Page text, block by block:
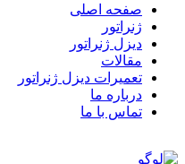
صفحه اصلی
ژنراتور
دیزل ژنراتور
مقالات
تعمیرات دیزل ژنراتور
درباره ما
تماس با ما